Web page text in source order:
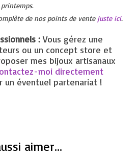
printemps.
de nos points de vente juste ici.
:Vous gérez une
ou un concept store et
mes bijoux artisanaux
moi directement
un éventuel partenariat !
aimer...